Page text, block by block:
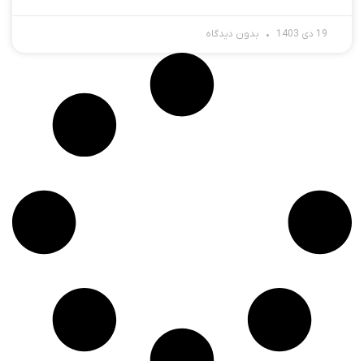
19 دی 1403 بدون دیدگاه